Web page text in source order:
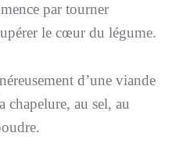
par tourner
le cœur du légume.
d’une viande
chapelure, au sel, au